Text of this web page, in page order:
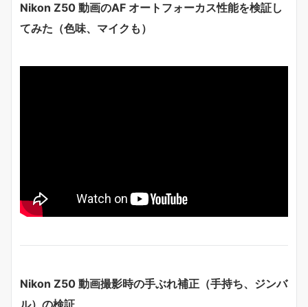
Nikon Z50 動画のAF オートフォーカス性能を検証し
てみた（色味、マイクも）
Nikon Z50 動画撮影時の手ぶれ補正（手持ち、ジンバ
ル）の検証